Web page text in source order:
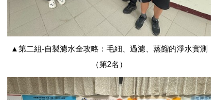
▲第二組-自製濾水全攻略：毛細、過濾、蒸餾的淨水實測
（第2名）